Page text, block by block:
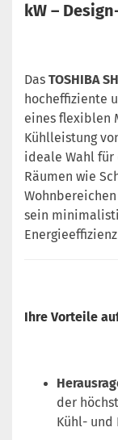
kW –
Das TOSHIBA
hocheffiziente
eines flexiblen
Kühlleistung
ideale Wahl
Räumen wie
Wohnbereichen
sein
Ihre Vorteile
der
Kühl-